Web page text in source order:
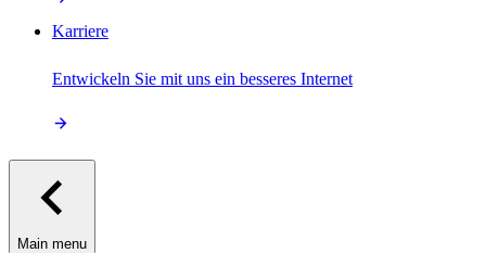
Karriere
Entwickeln Sie mit uns ein besseres Internet
Main menu